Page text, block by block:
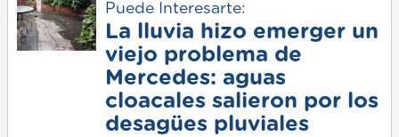
Puede Interesarte:
La lluvia hizo emerger un
viejo problema de
Mercedes: aguas
cloacales salieron por los
desagües pluviales